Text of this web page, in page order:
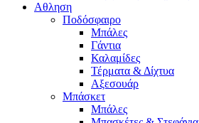
Αθληση
Ποδόσφαιρο
Μπάλες
Γάντια
Καλαμίδες
Τέρματα & Δίχτυα
Αξεσουάρ
Μπάσκετ
Μπάλες